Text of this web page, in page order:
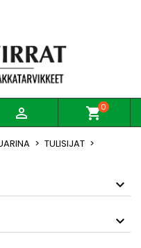
 shopping_cart0
TULISIJAT